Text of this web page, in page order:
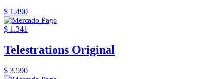
$ 1.490
$ 1.341
Telestrations Original
$ 3.590